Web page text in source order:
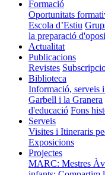
Formació
Oportunitats
Escola d’Estiu
la preparació
Actualitat
Publicacions
Revistes
Biblioteca
Informació, serveis
Garbell i la Granera
d'educació Fons
Serveis
Visites i Itineraris
Exposicions
Projectes
MARC: Mestres